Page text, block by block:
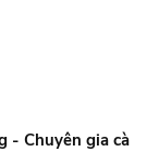
- Chuyên gia cà